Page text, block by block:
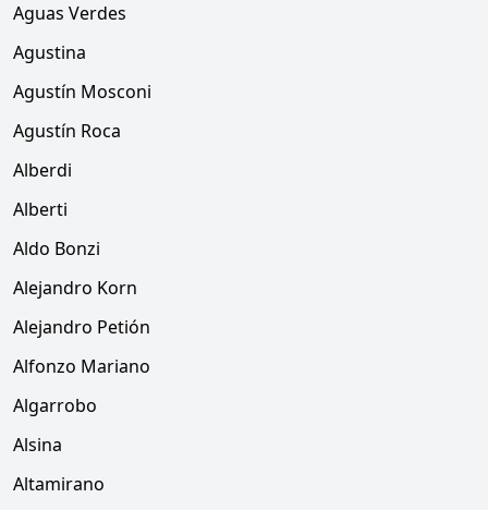
Aguas Verdes
Agustina
Agustín Mosconi
Agustín Roca
Alberdi
Alberti
Aldo Bonzi
Alejandro Korn
Alejandro Petión
Alfonzo Mariano
Algarrobo
Alsina
Altamirano